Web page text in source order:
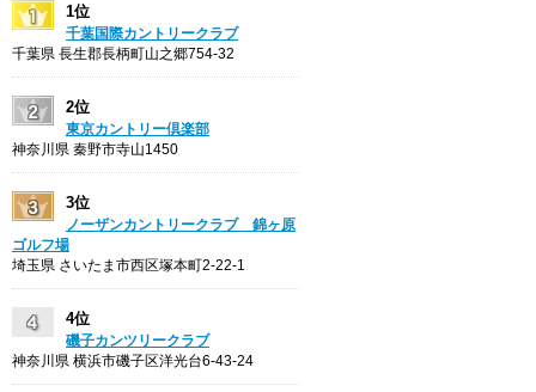
1位
千葉国際カントリークラブ
千葉県 長生郡長柄町山之郷754-32
2位
東京カントリー倶楽部
神奈川県 秦野市寺山1450
3位
ノーザンカントリークラブ 錦ヶ原
ゴルフ場
埼玉県 さいたま市西区塚本町2-22-1
4位
磯子カンツリークラブ
神奈川県 横浜市磯子区洋光台6-43-24